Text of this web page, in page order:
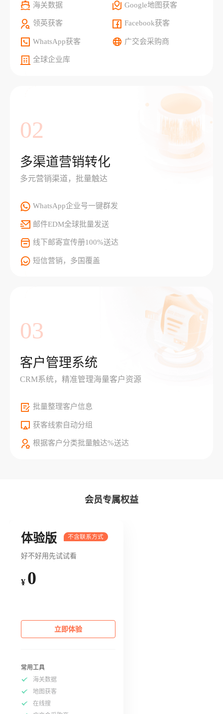
海关数据 Google地图获客
领英获客 Facebook获客
WhatsApp获客 广交会采购商
全球企业库
02
多渠道营销转化
多元营销渠道，批量触达
WhatsApp企业号一键群发
邮件EDM全球批量发送
线下邮寄宣传册100%送达
短信营销，多国覆盖
03
客户管理系统
CRM系统，精准管理海量客户资源
批量整理客户信息
获客线索自动分组
根据客户分类批量触达%送达
会员专属权益
体验版
好不好用先试试看
¥ 0
立即体验
常用工具
海关数据
地图获客
在线搜